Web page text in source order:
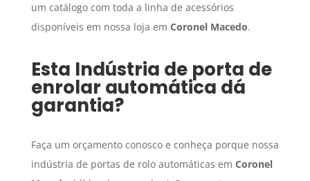
um catálogo com toda a linha de acessórios
disponíveis em nossa loja em Coronel Macedo.
Esta Indústria de porta de
enrolar automática dá
garantia?
Faça um orçamento conosco e conheça porque nossa
indústria de portas de rolo automáticas em Coronel